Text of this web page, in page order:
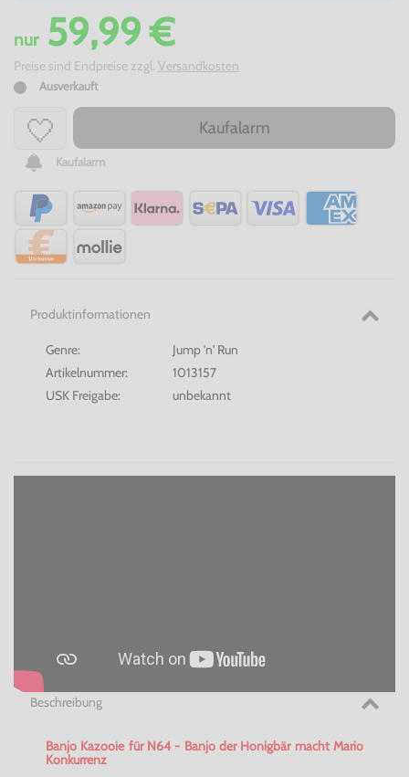
nur59,99 €
Preise sind Endpreise zzgl. Versandkosten
Ausverkauft
Kaufalarm
Kaufalarm
Produktinformationen
Genre:
Jump 'n' Run
Artikelnummer:
1013157
USK Freigabe:
unbekannt
Beschreibung
Banjo Kazooie für N64 - Banjo der Honigbär macht Mario
Konkurrenz